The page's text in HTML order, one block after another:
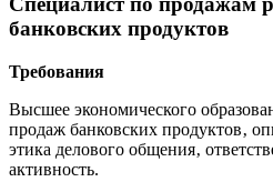
банковских продуктов
Требования
Высшее экономического
продаж банковских продуктов‚
этика делового общения‚
активность.